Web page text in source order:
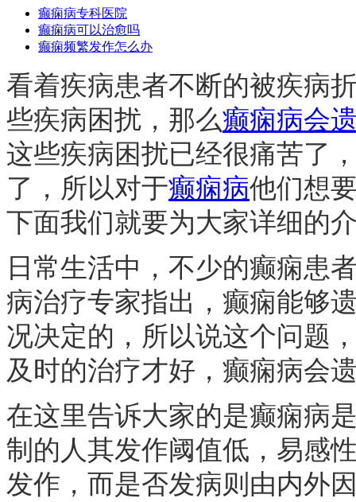
癫痫病专科医院
癫痫病可以治愈吗
癫痫频繁发作怎么办
看着疾病患者不断的被疾病
些疾病困扰，那么癫痫病会
这些疾病困扰已经很痛苦了
了，所以对于癫痫病他们想
下面我们就要为大家详细的
日常生活中，不少的癫痫患
病治疗专家指出，癫痫能够
况决定的，所以说这个问题
及时的治疗才好，癫痫病会
在这里告诉大家的是癫痫病
制的人其发作阈值低，易感
发作，而是否发病则由内外